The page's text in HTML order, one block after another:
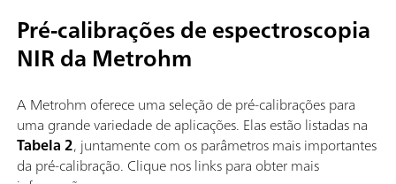
Pré-calibrações de espectroscopia
NIR da Metrohm
A Metrohm oferece uma seleção de pré-calibrações para
uma grande variedade de aplicações. Elas estão listadas na
Tabela 2, juntamente com os parâmetros mais importantes
da pré-calibração. Clique nos links para obter mais